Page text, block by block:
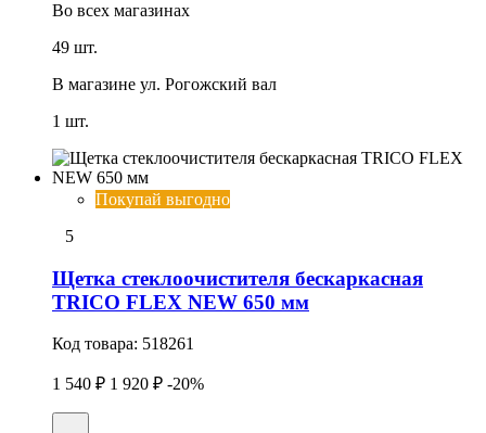
Во всех магазинах
49 шт.
В магазине ул. Рогожский вал
1 шт.
Покупай выгодно
5
Щетка стеклоочистителя бескаркасная
TRICO FLEX NEW 650 мм
Код товара: 518261
1 540 ₽ 1 920 ₽ -20%